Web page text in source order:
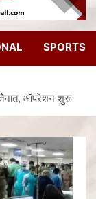
SPORTS
तैनात, ऑपरेशन शुरू